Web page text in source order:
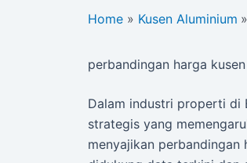
Home Kusen Aluminium
perbandingan harga
Dalam industri properti di
strategis yang
menyajikan perbandingan